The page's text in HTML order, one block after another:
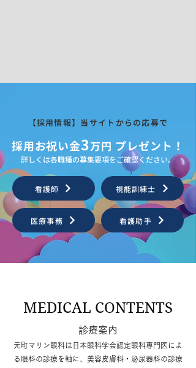
【採用情報】当サイトからの応募で
採用​お祝い金3万円 プレゼント！
詳しくは各職種の募集要項をご確認ください。
看護師
医療事務
視能訓練士
看護助手
MEDICAL CONTENTS
診療案内
元町マリン眼科は日本眼科学会認定眼科専門医によ
る眼科の診療を軸に、美容皮膚科・泌尿器科の診療